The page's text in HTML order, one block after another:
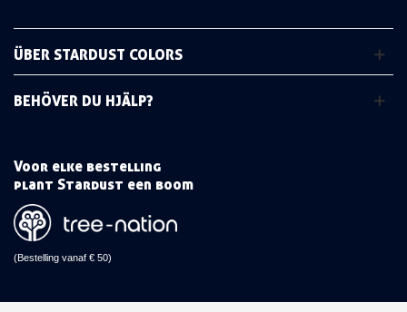
ÜBER STARDUST COLORS
BEHÖVER DU HJÄLP?
Voor elke bestelling
plant Stardust een boom
(Bestelling vanaf € 50)